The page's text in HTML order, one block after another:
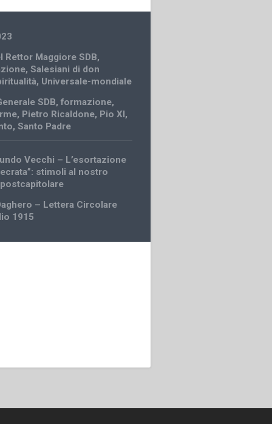
Rettor Maggiore SDB,
,Salesiani di don
, Universale-mondiale
SDB,formazione,
, Pietro Ricaldone, Pio XI,
,Santo Padre
Vecchi – L’esortazione
stimoli al nostro
– Lettera Circolare
1915